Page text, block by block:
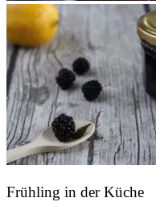
Frühling in der Küche